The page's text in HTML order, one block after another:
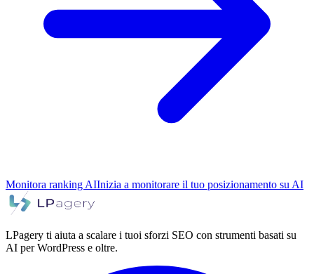
Monitora ranking AIInizia a monitorare il tuo posizionamento su AI
LPagery ti aiuta a scalare i tuoi sforzi SEO con strumenti basati su
AI per WordPress e oltre.